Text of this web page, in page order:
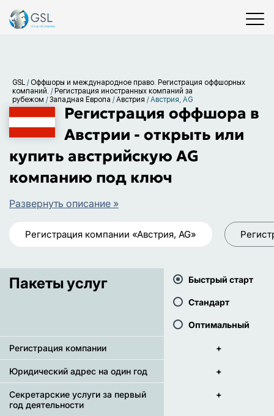
GSL / Оффшоры и международное право. Регистрация оффшорных
компаний. / Регистрация иностранных компаний за
рубежом /Западная Европа /Австрия /Австрия, AG
Регистрация оффшора в
Австрии - открыть или
купить австрийскую AG
компанию под ключ
Развернуть описание »
Регистрация компании «Австрия, AG»
Пакеты услуг Быстрый старт
Стандарт
Оптимальный
Регистрация компании +
Юридический адрес на один год +
Секретарские услуги за первый
год деятельности
+